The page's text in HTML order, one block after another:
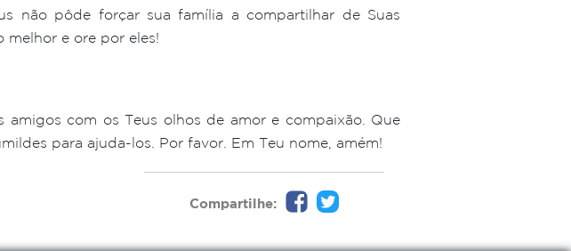
não pôde forçar sua família a compartilhar de Suas
melhor e ore por eles!
amigos com os Teus olhos de amor e compaixão. Que
para ajuda-los. Por favor. Em Teu nome, amém!
Compartilhe: